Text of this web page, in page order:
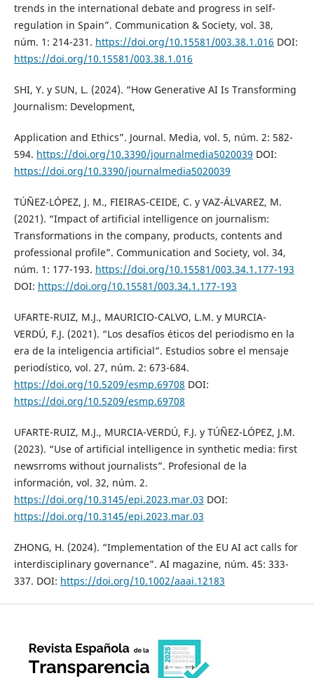
trends in the international debate and progress in self-
regulation in Spain”. Communication & Society, vol. 38,
núm. 1: 214-231. https://doi.org/10.15581/003.38.1.016 DOI:
https://doi.org/10.15581/003.38.1.016
SHI, Y. y SUN, L. (2024). “How Generative AI Is Transforming
Journalism: Development,
Application and Ethics”. Journal. Media, vol. 5, núm. 2: 582-
594. https://doi.org/10.3390/journalmedia5020039 DOI:
https://doi.org/10.3390/journalmedia5020039
TÚÑEZ-LÓPEZ, J. M., FIEIRAS-CEIDE, C. y VAZ-ÁLVAREZ, M.
(2021). “Impact of artificial intelligence on journalism:
Transformations in the company, products, contents and
professional profile”. Communication and Society, vol. 34,
núm. 1: 177-193. https://doi.org/10.15581/003.34.1.177-193
DOI: https://doi.org/10.15581/003.34.1.177-193
UFARTE-RUIZ, M.J., MAURICIO-CALVO, L.M. y MURCIA-
VERDÚ, F.J. (2021). “Los desafíos éticos del periodismo en la
era de la inteligencia artificial”. Estudios sobre el mensaje
periodístico, vol. 27, núm. 2: 673-684.
https://doi.org/10.5209/esmp.69708 DOI:
https://doi.org/10.5209/esmp.69708
UFARTE-RUIZ, M.J., MURCIA-VERDÚ, F.J. y TÚÑEZ-LÓPEZ, J.M.
(2023). “Use of artificial intelligence in synthetic media: first
newsrroms without journalists”. Profesional de la
información, vol. 32, núm. 2.
https://doi.org/10.3145/epi.2023.mar.03 DOI:
https://doi.org/10.3145/epi.2023.mar.03
ZHONG, H. (2024). “Implementation of the EU AI act calls for
interdisciplinary governance”. AI magazine, núm. 45: 333-
337. DOI: https://doi.org/10.1002/aaai.12183